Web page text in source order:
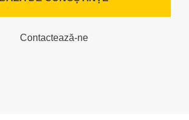
Contactează-ne